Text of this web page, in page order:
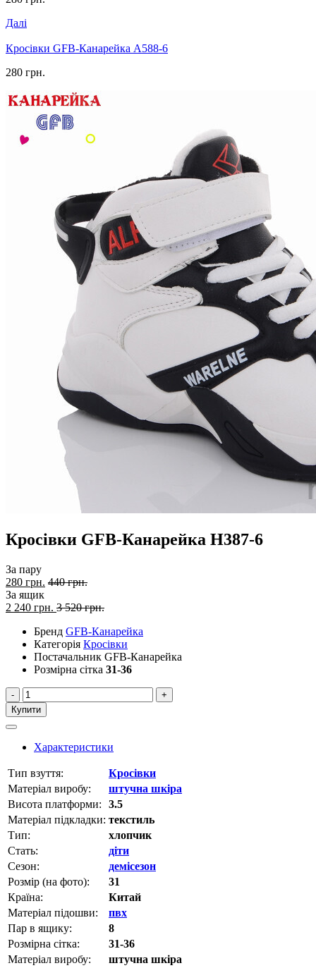
Далі
Кросівки GFB-Канарейка A588-6
280 грн.
Кросівки GFB-Канарейка H387-6
За пару
280 грн. 440 грн.
За ящик
2 240 грн. 3 520 грн.
Бренд GFB-Канарейка
Категорія Кросівки
Постачальник GFB-Канарейка
Розмірна сітка 31-36
-
+
Купити
Характеристики
Тип взуття:
Кросівки
Матеріал виробу:
штучна шкіра
Висота платформи:
3.5
Матеріал підкладки: текстиль
Тип:
хлопчик
Стать:
діти
Сезон:
демісезон
Розмір (на фото):
31
Країна:
Китай
Матеріал підошви:
пвх
Пар в ящику:
8
Розмірна сітка:
31-36
Матеріал виробу:
штучна шкіра